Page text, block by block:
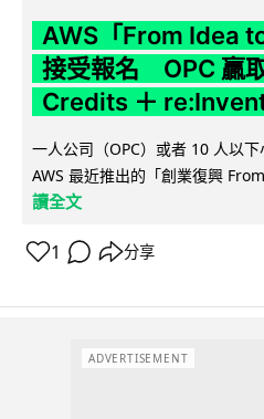
AWS「From Idea
接受報名 OPC 贏
Credits ＋
一人公司（OPC）或者 10 人以
AWS 最近推出的「創業復興
讀全文
1 分享
ADVERTISEMENT